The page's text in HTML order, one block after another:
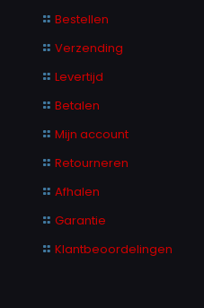
Bestellen
Verzending
Levertijd
Betalen
Mijn account
Retourneren
Afhalen
Garantie
Klantbeoordelingen